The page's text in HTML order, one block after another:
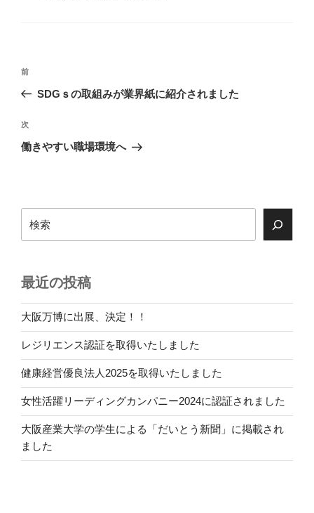
投
ナ
ビ
ゲ
ン
前
の
稿
前
SDGｓの取組みが業界紙に紹介されました
次
の
次
働きやすい職場環境へ
最近の投稿
大阪万博に出展、決定！！
レジリエンス認証を取得いたしました
健康経営優良法人2025を取得いたしました
女性活躍リーディングカンパニー2024に認証されました
大阪産業大学の学生による「だいとう新聞」に掲載され
ました